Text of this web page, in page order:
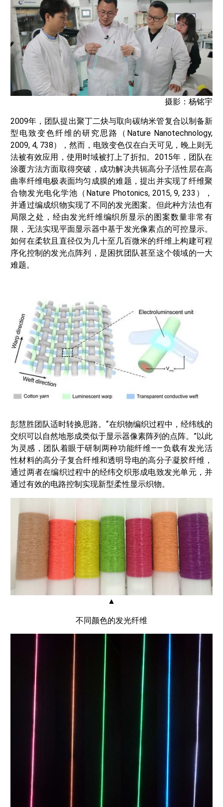
摄影：杨铭宇
2009年，团队提出聚丁二炔与取向碳纳米管复合以制备新
型电致变色纤维的研究思路（Nature Nanotechnology,
2009, 4, 738），然而，电致变色仅在白天可见，晚上则无
法被有效应用，使用时域被打上了折扣。2015年，团队在
涂覆方法方面取得突破，成功解决共轭高分子活性层在高
曲率纤维电极表面均匀成膜的难题，提出并实现了纤维聚
合物发光电化学池（Nature Photonics, 2015, 9, 233），
并通过编成织物实现了不同的发光图案。但此种方法也有
局限之处，经由发光纤维编织所显示的图案数量非常有
限，无法实现平面显示器中基于发光像素点的可控显示。
如何在柔软且直径仅为几十至几百微米的纤维上构建可程
序化控制的发光点阵列，是困扰团队甚至这个领域的一大
难题。
彭慧胜团队适时转换思路。“在织物编织过程中，经纬线的
交织可以自然地形成类似于显示器像素阵列的点阵。”以此
为灵感，团队着眼于研制两种功能纤维——负载有发光活
性材料的高分子复合纤维和透明导电的高分子凝胶纤维，
通过两者在编织过程中的经纬交织形成电致发光单元，并
通过有效的电路控制实现新型柔性显示织物。
▲
不同颜色的发光纤维